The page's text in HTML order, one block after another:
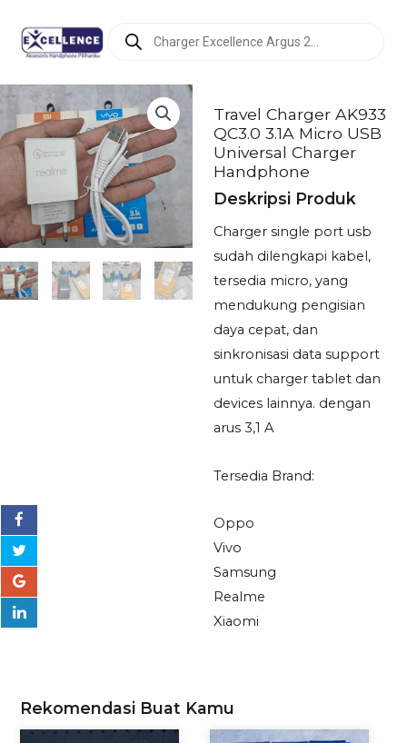
search
Travel Charger AK933
QC3.0 3.1A Micro USB
Universal Charger
Handphone
Deskripsi Produk
Charger single port usb
sudah dilengkapi kabel,
tersedia micro, yang
mendukung pengisian
daya cepat, dan
sinkronisasi data support
untuk charger tablet dan
devices lainnya. dengan
arus 3,1 A
Tersedia Brand:
Oppo
Vivo
Samsung
Realme
Xiaomi
Rekomendasi Buat Kamu